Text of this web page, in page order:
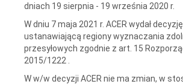
dniach 19 sierpnia - 19 września 2020 r.
W dniu 7 maja 2021 r. ACER wydał
ustanawiającą regiony wyznaczania
przesyłowych zgodnie z art. 15
2015/1222 .
W w/w decyzji ACER nie ma zmian, w